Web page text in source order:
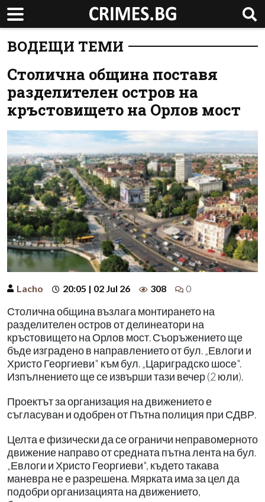
ВОДЕЩИ ТЕМИ
Столична община поставя
разделителен остров на
кръстовището на Орлов мост
Lacho 20:05 | 02 Jul 26 308 0
Столична община възлага монтирането на
разделителен остров от делинеатори на
кръстовището на Орлов мост. Съоръжението ще
бъде изградено в направлението от бул. „Евлоги и
Христо Георгиеви" към бул. „Цариградско шосе".
Изпълнението ще се извърши тази вечер (2 юли).
Проектът за организация на движението е
съгласуван и одобрен от Пътна полиция при СДВР.
Целта е физически да се ограничи неправомерното
движение направо от средната пътна лента на бул.
„Евлоги и Христо Георгиеви", където такава
маневра не е разрешена. Мярката има за цел да
подобри организацията на движението,